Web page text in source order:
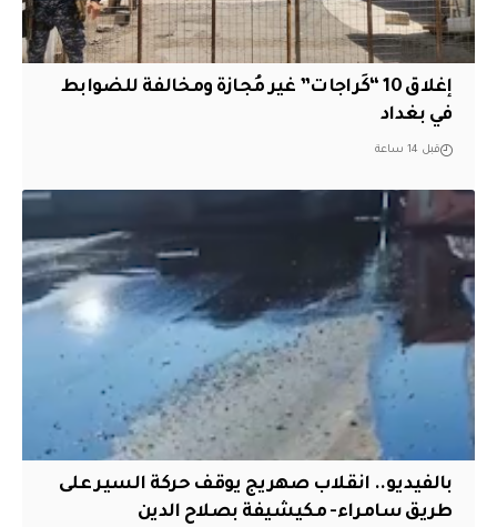
إغلاق 10 “كَراجات” غير مُجازة ومخالفة للضوابط
في بغداد
قبل 14 ساعة
بالفيديو.. انقلاب صهريج يوقف حركة السير على
طريق سامراء- مكيشيفة بصلاح الدين